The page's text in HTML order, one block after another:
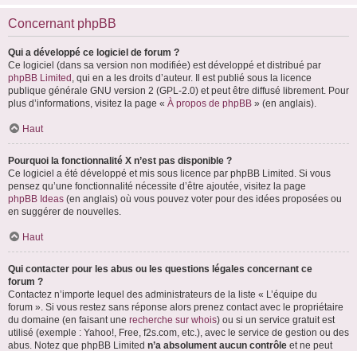
Concernant phpBB
Qui a développé ce logiciel de forum ?
Ce logiciel (dans sa version non modifiée) est développé et distribué par
phpBB Limited , qui en a les droits d’auteur. Il est publié sous la licence
publique générale GNU version 2 (GPL-2.0) et peut être diffusé librement. Pour
plus d’informations, visitez la page « À propos de phpBB » (en anglais).
Haut
Pourquoi la fonctionnalité X n’est pas disponible ?
Ce logiciel a été développé et mis sous licence par phpBB Limited. Si vous
pensez qu’une fonctionnalité nécessite d’être ajoutée, visitez la page
phpBB Ideas (en anglais) où vous pouvez voter pour des idées proposées ou
en suggérer de nouvelles.
Haut
Qui contacter pour les abus ou les questions légales concernant ce
forum ?
Contactez n’importe lequel des administrateurs de la liste « L’équipe du
forum ». Si vous restez sans réponse alors prenez contact avec le propriétaire
du domaine (en faisant une recherche sur whois) ou si un service gratuit est
utilisé (exemple : Yahoo!, Free, f2s.com, etc.), avec le service de gestion ou des
abus. Notez que phpBB Limited n’a absolument aucun contrôle et ne peut